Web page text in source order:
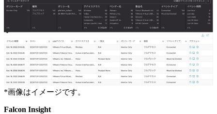
*画像はイメージです。
Falcon Insight